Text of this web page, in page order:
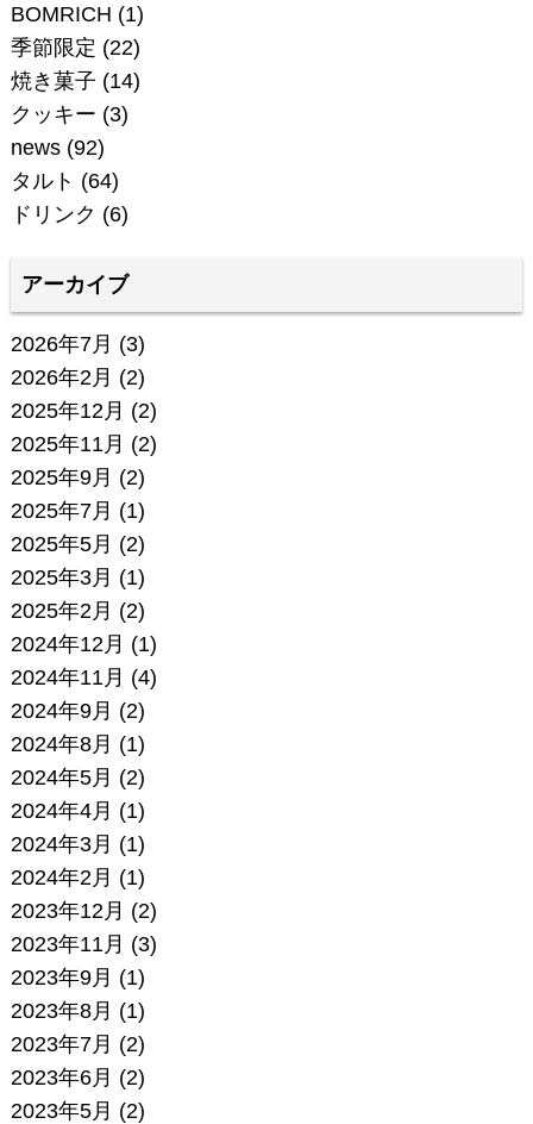
BOMRICH (1)
季節限定 (22)
焼き菓子 (14)
クッキー (3)
news(92)
タルト (64)
ドリンク (6)
アーカイブ
2026年7月 (3)
2026年2月 (2)
2025年12月 (2)
2025年11月 (2)
2025年9月 (2)
2025年7月 (1)
2025年5月 (2)
2025年3月 (1)
2025年2月 (2)
2024年12月 (1)
2024年11月 (4)
2024年9月 (2)
2024年8月 (1)
2024年5月 (2)
2024年4月 (1)
2024年3月 (1)
2024年2月 (1)
2023年12月 (2)
2023年11月 (3)
2023年9月 (1)
2023年8月 (1)
2023年7月 (2)
2023年6月 (2)
2023年5月 (2)